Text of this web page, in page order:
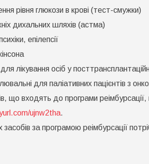
рівня глюкози в крові (тест-смужки)
дихальних шляхів (астма)
епілепсії
лікування осіб у
для паліативних пацієнтів з
що входять до програми реімбурсації,
ujnw2tha.
за програмою реімбурсації